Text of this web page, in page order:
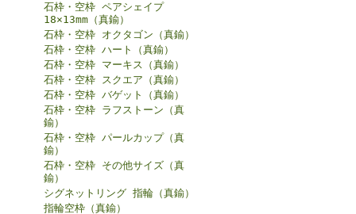
石枠・空枠 ペアシェイプ
18×13mm（真鍮）
石枠・空枠 オクタゴン（真鍮）
石枠・空枠 ハート（真鍮）
石枠・空枠 マーキス（真鍮）
石枠・空枠 スクエア（真鍮）
石枠・空枠 バゲット（真鍮）
石枠・空枠 ラフストーン（真
鍮）
石枠・空枠 パールカップ（真
鍮）
石枠・空枠 その他サイズ（真
鍮）
シグネットリング 指輪（真鍮）
指輪空枠（真鍮）